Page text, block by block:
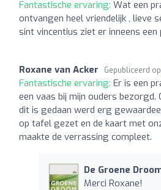
Fantastische ervaring: Wat een
ontvangen heel vriendelijk , lieve
sint vincentius ziet er inneens
Roxane van Acker Gepubliceerd op
Fantastische ervaring: Er is een
een vaas bij mijn ouders bezorgd.
dit is gedaan werd erg
op tafel gezet en de kaart met
maakte de verrassing compleet.
De Groene
Merci Roxane!